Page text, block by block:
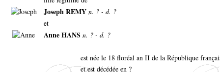
Joseph REMY n. ? - d. ?
et
Anne HANS n. ? - d. ?
est née le 18 floréal an II de la République
et est décédée en ?